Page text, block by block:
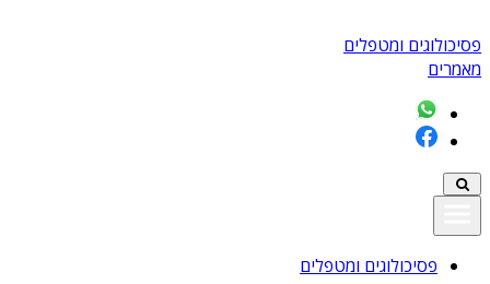
פסיכולוגים ומטפלים
מאמרים
פסיכולוגים ומטפלים